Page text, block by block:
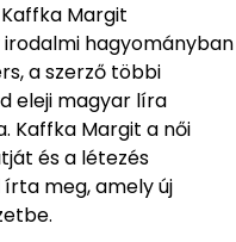
Margit
hagyományban
a szerző többi
eleji magyar líra
Kaffka Margit a női
és a létezés
meg, amely új